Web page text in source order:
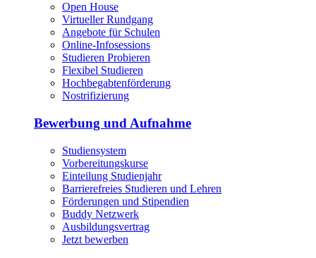
Open House
Virtueller Rundgang
Angebote für Schulen
Online-Infosessions
Studieren Probieren
Flexibel Studieren
Hochbegabtenförderung
Nostrifizierung
Bewerbung und Aufnahme
Studiensystem
Vorbereitungskurse
Einteilung Studienjahr
Barrierefreies Studieren und Lehren
Förderungen und Stipendien
Buddy Netzwerk
Ausbildungsvertrag
Jetzt bewerben